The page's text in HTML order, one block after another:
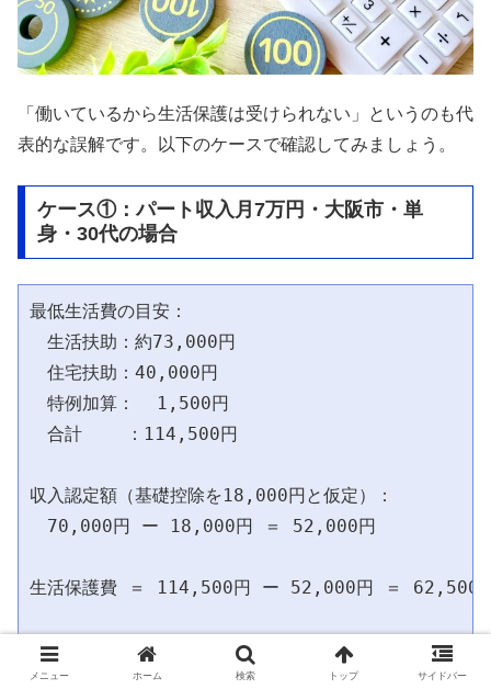
「働いているから生活保護は受けられない」というのも代
表的な誤解です。以下のケースで確認してみましょう。
ケース①：パート収入月7万円・大阪市・単
身・30代の場合
最低生活費の目安：
生活扶助：約73,000円
住宅扶助：40,000円
特例加算：  1,500円
合計    ：114,500円
収入認定額（基礎控除を18,000円と仮定）：
70,000円 ー 18,000円 ＝ 52,000円
生活保護費 ＝ 114,500円 ー 52,000円 ＝ 62,500
メニュー ホーム 検索 トップ サイドバー